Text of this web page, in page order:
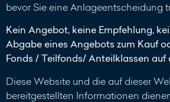
bevor Sie eine Anlageentscheidung
Kein Angebot, keine Empfehlung,
Abgabe eines Angebots zum Kauf
Fonds / Teilfonds/ Anteilklassen auf
Diese Website und die auf dieser
bereitgestellten Informationen